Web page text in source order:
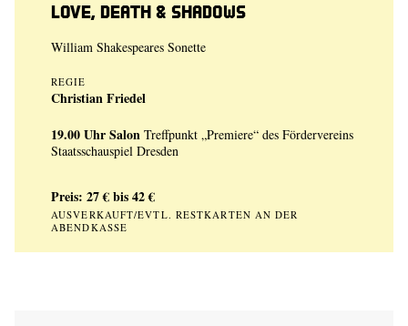
Love, Death & Shadows
William Shakespeares Sonette
REGIE
Christian Friedel
19.00 UhrSalon Treffpunkt „Premiere“ des Fördervereins
Staatsschauspiel Dresden
Preis: 27 € bis 42 €
AUSVERKAUFT/EVTL. RESTKARTEN AN DER
ABENDKASSE